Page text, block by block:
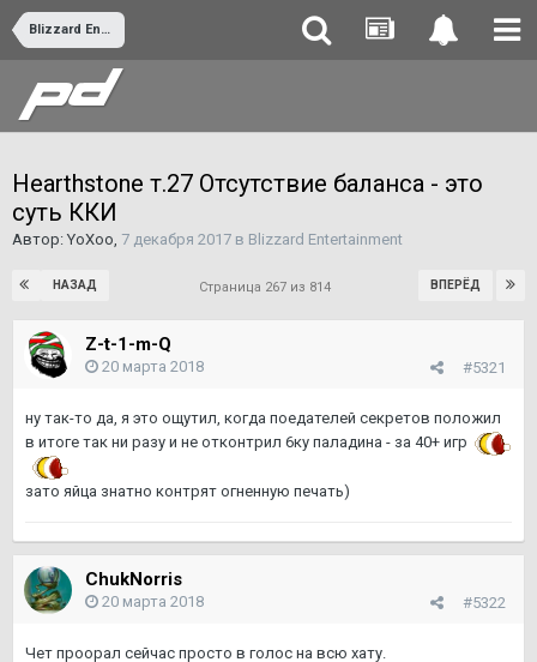
Blizzard Entertainment
Hearthstone т.27 Отсутствие баланса - это
суть ККИ
Автор: YoXoo, 7 декабря 2017 в Blizzard Entertainment
НАЗАД ВПЕРЁД
Страница 267 из 814
Z-t-1-m-Q
#5321
20 марта 2018
ну так-то да, я это ощутил, когда поедателей секретов положил
в итоге так ни разу и не отконтрил 6ку паладина - за 40+ игр
зато яйца знатно контрят огненную печать)
ChukNorris
#5322
20 марта 2018
Чет проорал сейчас просто в голос на всю хату.